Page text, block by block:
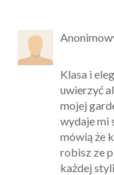
Klasa i
uwierzyć
mojej
wydaje mi
mówią że
robisz ze
każdej